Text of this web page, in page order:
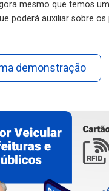
mesmo que temos
poderá auxiliar sobre os
demonstração